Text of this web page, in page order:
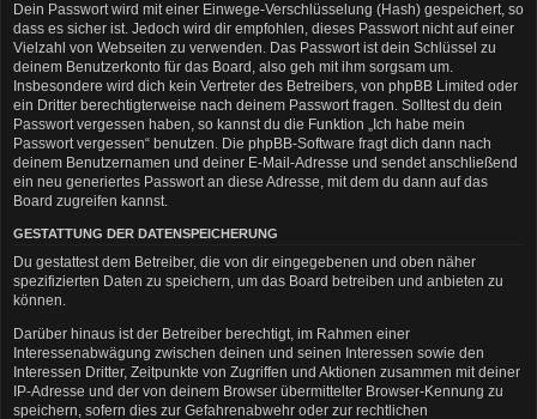
Dein Passwort wird mit einer Einwege-Verschlüsselung (Hash) gespeichert, so
dass es sicher ist. Jedoch wird dir empfohlen, dieses Passwort nicht auf einer
Vielzahl von Webseiten zu verwenden. Das Passwort ist dein Schlüssel zu
deinem Benutzerkonto für das Board, also geh mit ihm sorgsam um.
Insbesondere wird dich kein Vertreter des Betreibers, von phpBB Limited oder
ein Dritter berechtigterweise nach deinem Passwort fragen. Solltest du dein
Passwort vergessen haben, so kannst du die Funktion „Ich habe mein
Passwort vergessen“ benutzen. Die phpBB-Software fragt dich dann nach
deinem Benutzernamen und deiner E-Mail-Adresse und sendet anschließend
ein neu generiertes Passwort an diese Adresse, mit dem du dann auf das
Board zugreifen kannst.
GESTATTUNG DER DATENSPEICHERUNG
Du gestattest dem Betreiber, die von dir eingegebenen und oben näher
spezifizierten Daten zu speichern, um das Board betreiben und anbieten zu
können.
Darüber hinaus ist der Betreiber berechtigt, im Rahmen einer
Interessenabwägung zwischen deinen und seinen Interessen sowie den
Interessen Dritter, Zeitpunkte von Zugriffen und Aktionen zusammen mit deiner
IP-Adresse und der von deinem Browser übermittelter Browser-Kennung zu
speichern, sofern dies zur Gefahrenabwehr oder zur rechtlichen